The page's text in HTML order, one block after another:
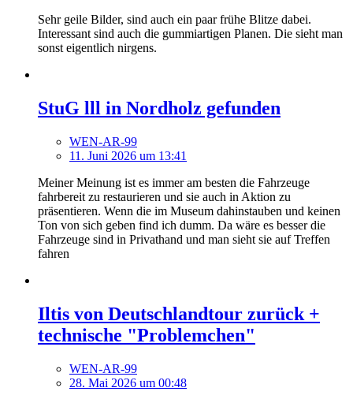
Sehr geile Bilder, sind auch ein paar frühe Blitze dabei.
Interessant sind auch die gummiartigen Planen. Die sieht man
sonst eigentlich nirgens.
StuG lll in Nordholz gefunden
WEN-AR-99
11. Juni 2026 um 13:41
Meiner Meinung ist es immer am besten die Fahrzeuge
fahrbereit zu restaurieren und sie auch in Aktion zu
präsentieren. Wenn die im Museum dahinstauben und keinen
Ton von sich geben find ich dumm. Da wäre es besser die
Fahrzeuge sind in Privathand und man sieht sie auf Treffen
fahren
Iltis von Deutschlandtour zurück +
technische "Problemchen"
WEN-AR-99
28. Mai 2026 um 00:48